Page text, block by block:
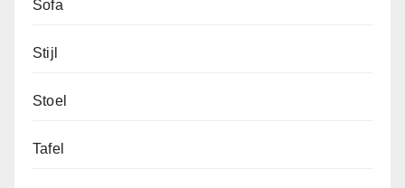
Sofa
Stijl
Stoel
Tafel